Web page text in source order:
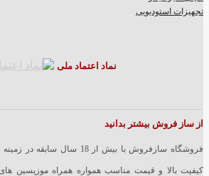
تجهیزات استودیویی
نماد اعتماد ملی
از ساز فروش بیشتر بدانید
فروشگاه سازفروش با بیش از 18
کیفیت بالا و قیمت مناسب همواره همراه موزیسین